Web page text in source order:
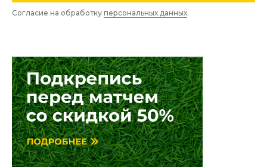
Согласие на обработку персональных данных.